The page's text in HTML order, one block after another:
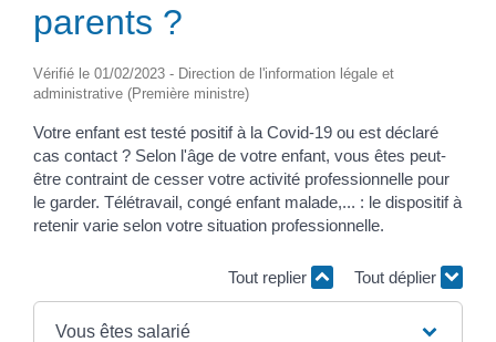
parents ?
Vérifié le 01/02/2023 - Direction de l'information légale et
administrative (Première ministre)
Votre enfant est testé positif à la Covid-19 ou est déclaré
cas contact ? Selon l'âge de votre enfant, vous êtes peut-
être contraint de cesser votre activité professionnelle pour
le garder. Télétravail, congé enfant malade,... : le dispositif à
retenir varie selon votre situation professionnelle.
Tout replier Tout déplier
Vous êtes salarié